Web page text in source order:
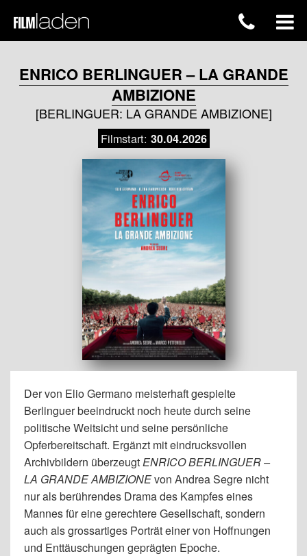
ENRICO BERLINGUER – LA GRANDE
AMBIZIONE
[BERLINGUER: LA GRANDE AMBIZIONE]
Filmstart: 30.04.2026
Der von Elio Germano meisterhaft gespielte
Berlinguer beeindruckt noch heute durch seine
politische Weitsicht und seine persönliche
Opferbereitschaft. Ergänzt mit eindrucksvollen
Archivbildern überzeugtENRICO BERLINGUER –
LA GRANDE AMBIZIONEvon Andrea Segre nicht
nur als berührendes Drama des Kampfes eines
Mannes für eine gerechtere Gesellschaft, sondern
auch als grossartiges Porträt einer von Hoffnungen
und Enttäuschungen geprägten Epoche.